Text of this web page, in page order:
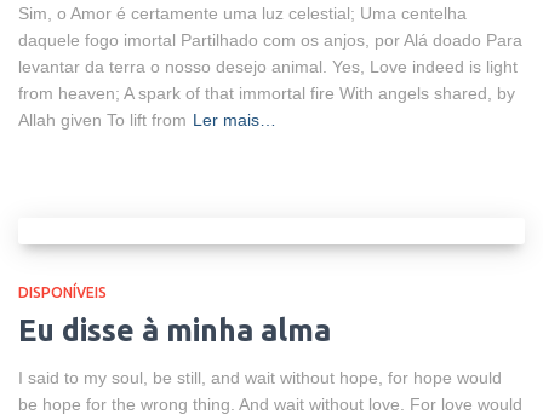
Sim, o Amor é certamente uma luz celestial; Uma centelha
daquele fogo imortal Partilhado com os anjos, por Alá doado Para
levantar da terra o nosso desejo animal. Yes, Love indeed is light
from heaven; A spark of that immortal fire With angels shared, by
Allah given To lift from Ler mais…
DISPONÍVEIS
Eu disse à minha alma
I said to my soul, be still, and wait without hope, for hope would
be hope for the wrong thing. And wait without love. For love would